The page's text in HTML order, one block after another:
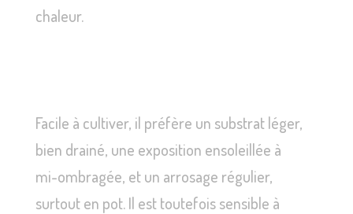
chaleur.
Facile à cultiver, il préfère un substrat léger,
bien drainé, une exposition ensoleillée à
mi-ombragée, et un arrosage régulier,
surtout en pot. Il est toutefois sensible à